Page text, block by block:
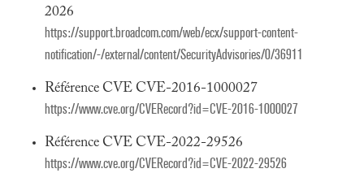
2026
https://support.broadcom.com/web/ecx/support-content-
notification/-/external/content/SecurityAdvisories/0/36911
Référence CVE CVE-2016-1000027
https://www.cve.org/CVERecord?id=CVE-2016-1000027
Référence CVE CVE-2022-29526
https://www.cve.org/CVERecord?id=CVE-2022-29526